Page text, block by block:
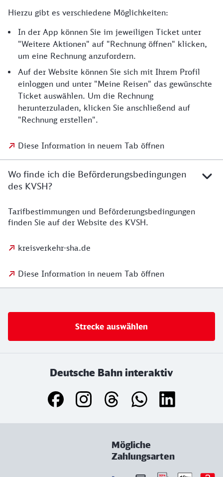
Hierzu gibt es verschiedene Möglichkeiten:
In der App können Sie im jeweiligen Ticket unter
"Weitere Aktionen" auf "Rechnung öffnen" klicken,
um eine Rechnung anzufordern.
Auf der Website können Sie sich mit Ihrem Profil
einloggen und unter "Meine Reisen" das gewünschte
Ticket auswählen. Um die Rechnung
herunterzuladen, klicken Sie anschließend auf
"Rechnung erstellen".
Diese Information in neuem Tab öffnen
Wo finde ich die Beförderungsbedingungen
des KVSH?
Tarifbestimmungen und Beförderungsbedingungen
finden Sie auf der Website des KVSH.
kreisverkehr-sha.de
Diese Information in neuem Tab öffnen
Strecke auswählen
Deutsche Bahn interaktiv
Mögliche
Zahlungsarten